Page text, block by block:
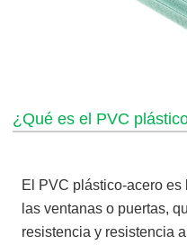
¿Qué es el PVC
El PVC plástico-acero
las ventanas o puertas,
resistencia y resistencia